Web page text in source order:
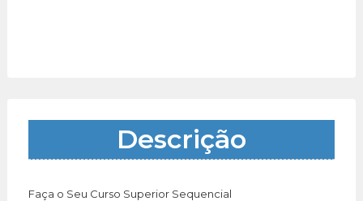
Descrição
Faça o Seu Curso Superior Sequencial